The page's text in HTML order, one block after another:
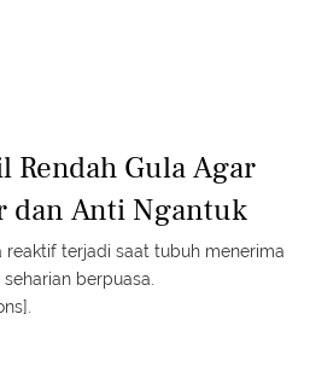
Rendah Gula Agar
dan Anti Ngantuk
terjadi saat tubuh menerima
berpuasa.